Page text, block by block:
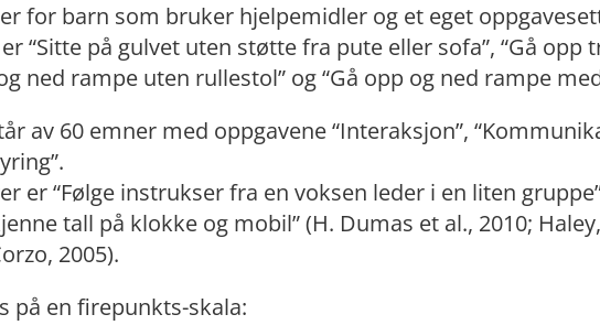
for barn som bruker hjelpemidler og et eget
“Sitte på gulvet uten støtte fra pute eller sofa”, “Gå opp
ned rampe uten rullestol” og “Gå opp og ned rampe
av 60 emner med oppgavene “Interaksjon”,
er “Følge instrukser fra en voksen leder i en liten
tall på klokke og mobil” (H. Dumas et al., 2010;
2005).
på en firepunkts-skala: